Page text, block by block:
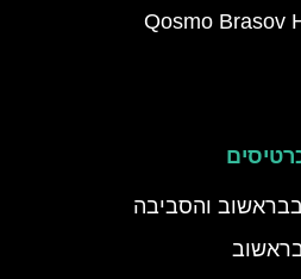
והסביבה